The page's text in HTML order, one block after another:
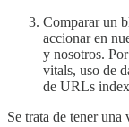
Comparar un
accionar en
y nosotros.
vitals, uso de
de URLs
Se trata de tener